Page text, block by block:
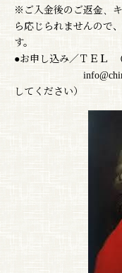
※ご入金後のご返金、
ら応じられませんので
す。
●お申し込み／ＴＥＬ
info@chinois.jp
してください）